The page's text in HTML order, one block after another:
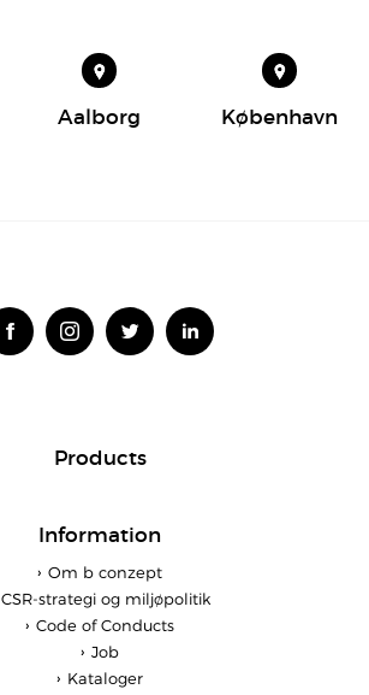
Aalborg København
Products
Information
Om b conzept
CSR-strategi og miljøpolitik
Code of Conducts
Job
Kataloger